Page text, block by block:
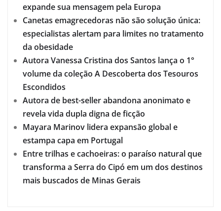
expande sua mensagem pela Europa
Canetas emagrecedoras não são solução única:
especialistas alertam para limites no tratamento
da obesidade
Autora Vanessa Cristina dos Santos lança o 1°
volume da coleção A Descoberta dos Tesouros
Escondidos
Autora de best-seller abandona anonimato e
revela vida dupla digna de ficção
Mayara Marinov lidera expansão global e
estampa capa em Portugal
Entre trilhas e cachoeiras: o paraíso natural que
transforma a Serra do Cipó em um dos destinos
mais buscados de Minas Gerais